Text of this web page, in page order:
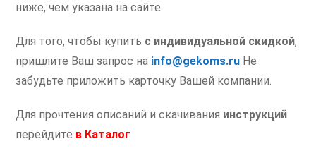
ниже, чем указана на сайте.
Для того, чтобы купить с индивидуальной скидкой,
пришлите Ваш запрос на info@gekoms.ru Не
забудьте приложить карточку Вашей компании.
Для прочтения описаний и скачивания инструкций
перейдите в Каталог